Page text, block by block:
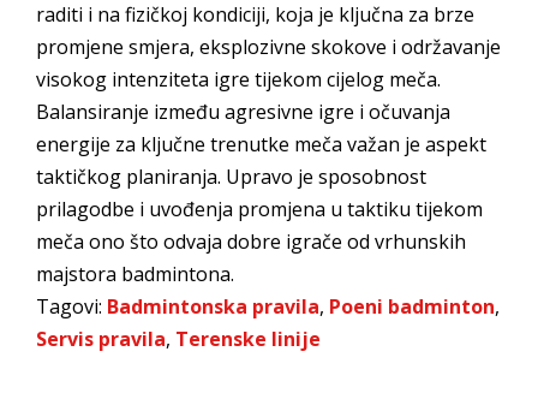
raditi i na fizičkoj kondiciji, koja je ključna za brze
promjene smjera, eksplozivne skokove i održavanje
visokog intenziteta igre tijekom cijelog meča.
Balansiranje između agresivne igre i očuvanja
energije za ključne trenutke meča važan je aspekt
taktičkog planiranja. Upravo je sposobnost
prilagodbe i uvođenja promjena u taktiku tijekom
meča ono što odvaja dobre igrače od vrhunskih
majstora badmintona.
Tagovi: Badmintonska pravila, Poeni badminton,
Servis pravila, Terenske linije